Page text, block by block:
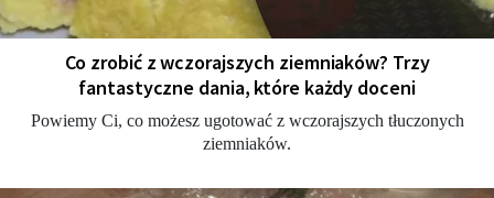
Co zrobić z wczorajszych ziemniaków? Trzy
fantastyczne dania, które każdy doceni
Powiemy Ci, co możesz ugotować z wczorajszych tłuczonych
ziemniaków.